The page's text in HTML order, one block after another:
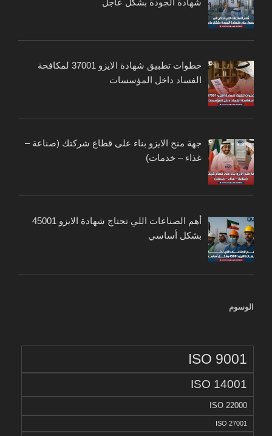
خطوات تطبيق شهادة الايزو 37001 لمكافحة
الفساد داخل المؤسسات
جهة منح الايزو بناء على قطاع شركتك (صناعة –
غذاء – خدمات)
أهم الصناعات اللي تحتاج شهادة الايزو 45001
بشكل أساسي
الوسوم
ISO 9001
ISO 14001
ISO 22000
ISO 27001